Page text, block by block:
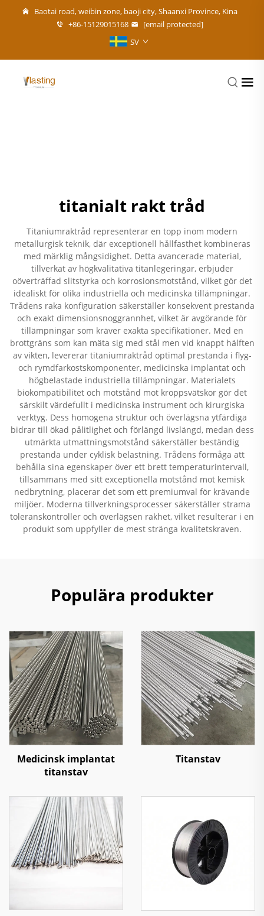
Baotai road, weibin zone, baoji city, Shaanxi Province, Kina
+86-15129015168
[email protected]
SV
titanialt rakt tråd
Titaniumraktråd representerar en topp inom modern
metallurgisk teknik, där exceptionell hållfasthet kombineras
med märklig mångsidighet. Detta avancerade material,
tillverkat av högkvalitativa titanlegeringar, erbjuder
oöverträffad slitstyrka och korrosionsmotstånd, vilket gör det
idealiskt för olika industriella och medicinska tillämpningar.
Trådens raka konfiguration säkerställer konsekvent prestanda
och exakt dimensionsnoggrannhet, vilket är avgörande för
tillämpningar som kräver exakta specifikationer. Med en
brottgräns som kan mäta sig med stål men vid knappt hälften
av vikten, levererar titaniumraktråd optimal prestanda i flyg-
och rymdfarkostskomponenter, medicinska implantat och
högbelastade industriella tillämpningar. Materialets
biokompatibilitet och motstånd mot kroppsvätskor gör det
särskilt värdefullt i medicinska instrument och kirurgiska
verktyg. Dess homogena struktur och överlägsna ytfärdiga
bidrar till ökad pålitlighet och förlängd livslängd, medan dess
utmärkta utmattningsmotstånd säkerställer beständig
prestanda under cyklisk belastning. Trådens förmåga att
behålla sina egenskaper över ett brett temperaturintervall,
tillsammans med sitt exceptionella motstånd mot kemisk
nedbrytning, placerar det som ett premiumval för krävande
miljöer. Moderna tillverkningsprocesser säkerställer strama
toleranskontroller och överlägsen rakhet, vilket resulterar i en
produkt som uppfyller de mest stränga kvalitetskraven.
Populära produkter
Medicinsk implantat
titanstav
Titanstav